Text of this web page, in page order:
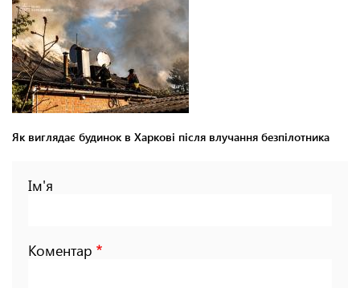
Як виглядає будинок в Харкові після влучання безпілотника
Ім'я
Коментар